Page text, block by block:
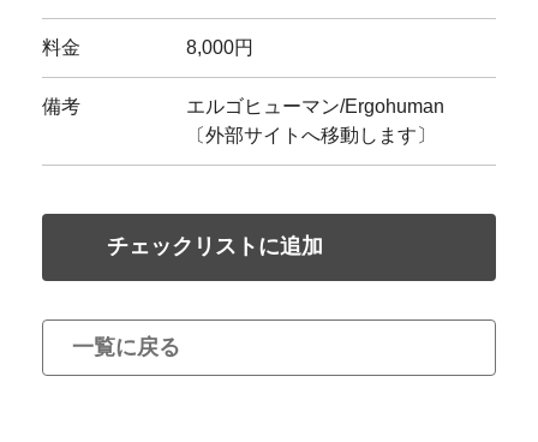
料金 8,000円
備考
エルゴヒューマン/Ergohuman
〔外部サイトへ移動します〕
チェックリストに追加
一覧に戻る